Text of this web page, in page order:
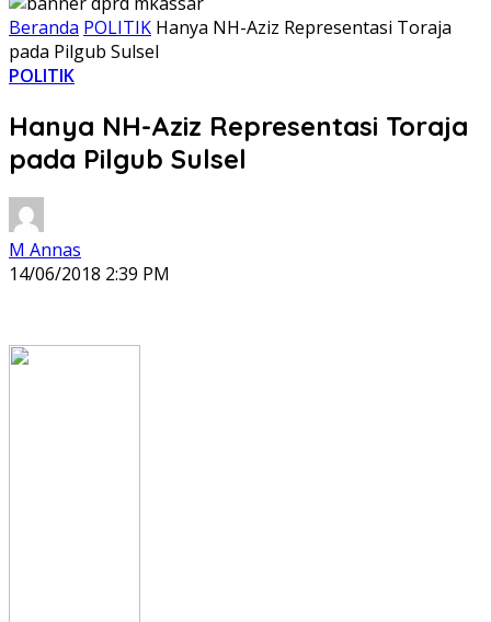
Beranda POLITIK Hanya NH-Aziz Representasi Toraja
pada Pilgub Sulsel
POLITIK
Hanya NH-Aziz Representasi Toraja
pada Pilgub Sulsel
M Annas
14/06/2018 2:39 PM